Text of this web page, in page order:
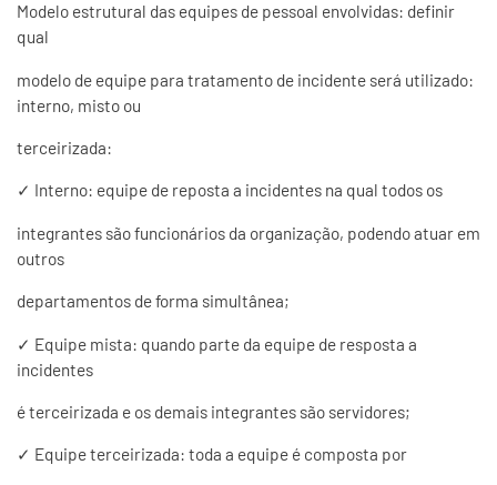
Modelo estrutural das equipes de pessoal envolvidas: definir
qual
modelo de equipe para tratamento de incidente será utilizado:
interno, misto ou
terceirizada:
✓ Interno: equipe de reposta a incidentes na qual todos os
integrantes são funcionários da organização, podendo atuar em
outros
departamentos de forma simultânea;
✓ Equipe mista: quando parte da equipe de resposta a
incidentes
é terceirizada e os demais integrantes são servidores;
✓ Equipe terceirizada: toda a equipe é composta por